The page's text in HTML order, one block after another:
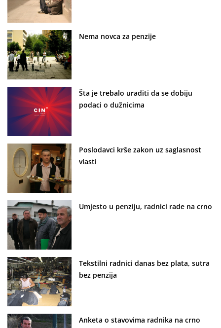
Nema novca za penzije
Šta je trebalo uraditi da se dobiju
podaci o dužnicima
Poslodavci krše zakon uz saglasnost
vlasti
Umjesto u penziju, radnici rade na crno
Tekstilni radnici danas bez plata, sutra
bez penzija
Anketa o stavovima radnika na crno